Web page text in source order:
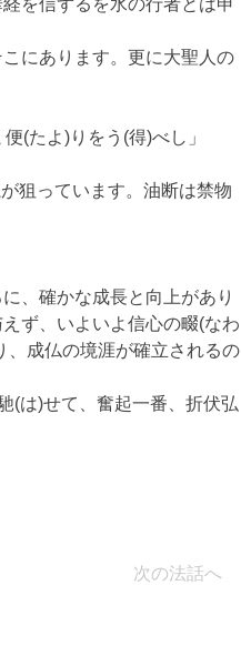
を信ずるを水の行者とは申
にあります。更に大聖人の
(たよ)りをう(得)べし」
狙っています。油断は禁物
、確かな成長と向上があり
ず、いよいよ信心の畷(なわ
、成仏の境涯が確立されるの
(は)せて、奮起一番、折伏弘
次の法話へ